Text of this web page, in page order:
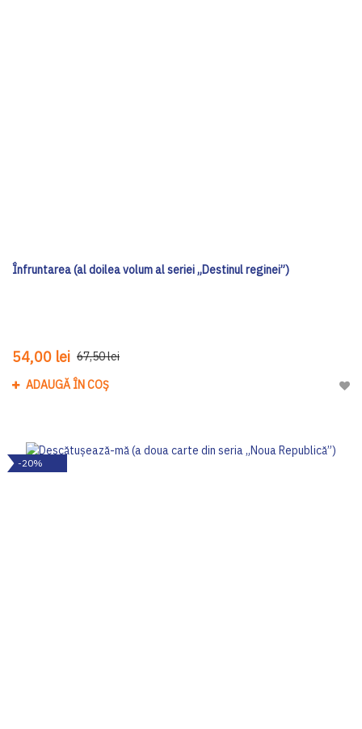
Înfruntarea (al doilea volum al seriei „Destinul reginei”)
54,00 lei 67,50 lei
ADAUGĂ ÎN COȘ
-20%